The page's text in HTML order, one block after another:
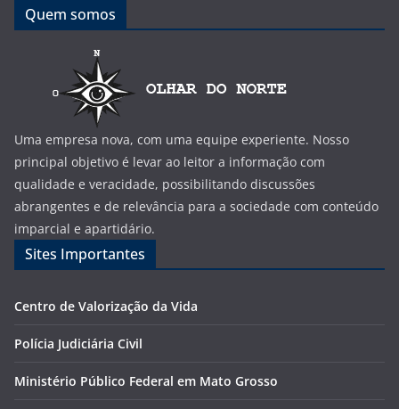
Quem somos
Uma empresa nova, com uma equipe experiente. Nosso
principal objetivo é levar ao leitor a informação com
qualidade e veracidade, possibilitando discussões
abrangentes e de relevância para a sociedade com conteúdo
imparcial e apartidário.
Sites Importantes
Centro de Valorização da Vida
Polícia Judiciária Civil
Ministério Público Federal em Mato Grosso